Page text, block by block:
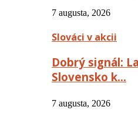
7 augusta, 2026
Slováci v akcii
Dobrý signál:
Slovensko k…
7 augusta, 2026